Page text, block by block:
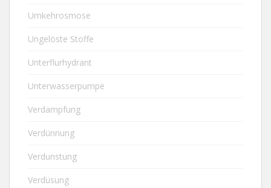
Umkehrosmose
Ungelöste Stoffe
Unterflurhydrant
Unterwasserpumpe
Verdampfung
Verdünnung
Verdunstung
Verdüsung